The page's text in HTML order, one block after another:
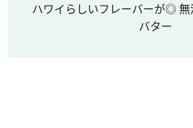
ハワイらしいフレーバーが◎ 無
バター